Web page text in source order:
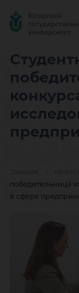
победительница
в сфере